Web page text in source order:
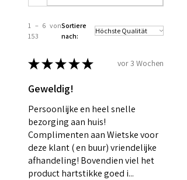
1 – 6 von
153
Sortiere
nach:
★★★★★ vor 3 Wochen
Geweldig!
Persoonlijke en heel snelle
bezorging aan huis!
Complimenten aan Wietske voor
deze klant ( en buur) vriendelijke
afhandeling! Bovendien viel het
product hartstikke goed i...